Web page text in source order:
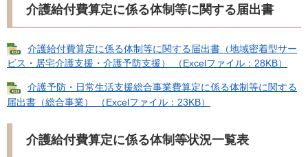
介護給付費算定に係る体制等に関する届出書
介護給付費算定に係る体制等に関する届出書（地域密着型サー
ビス・居宅介護支援・介護予防支援） （Excelファイル：28KB）
介護予防・日常生活支援総合事業費算定に係る体制等に関する
届出書（総合事業） （Excelファイル：23KB）
介護給付費算定に係る体制等状況一覧表